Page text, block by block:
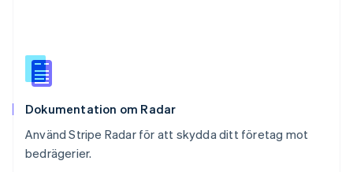
Dokumentation om Radar
Använd Stripe Radar för att skydda ditt företag mot
bedrägerier.
Español
Storbritannien
Sverige
Thailand
ไทยEnglish